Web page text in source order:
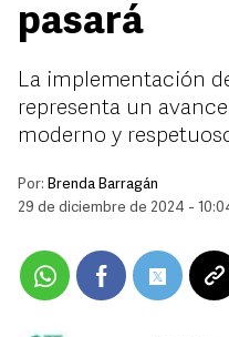
pasará
La implementación
representa un
moderno y
Por: Brenda Barragán
29 de diciembre de 2024 -